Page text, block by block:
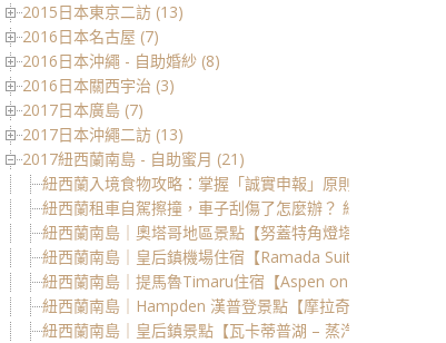
2015日本東京二訪 (13)
2016日本名古屋 (7)
2016日本沖繩 - 自助婚紗 (8)
2016日本關西宇治 (3)
2017日本廣島 (7)
2017日本沖繩二訪 (13)
2017紐西蘭南島 - 自助蜜月 (21)
紐西蘭入境食物攻略：掌握「誠實申報」原則，煮食必備
紐西蘭租車自駕擦撞，車子刮傷了怎麼辦？ 紐西蘭自駕「
紐西蘭南島｜奧塔哥地區景點【努蓋特角燈塔 Nugget
紐西蘭南島｜皇后鎮機場住宿【Ramada Suites by
紐西蘭南島｜提馬魯Timaru住宿【Aspen on King（阿斯
紐西蘭南島｜Hampden 漢普登景點【摩拉奇圓石
紐西蘭南島｜皇后鎮景點【瓦卡蒂普湖 – 蒸汽船 TSS